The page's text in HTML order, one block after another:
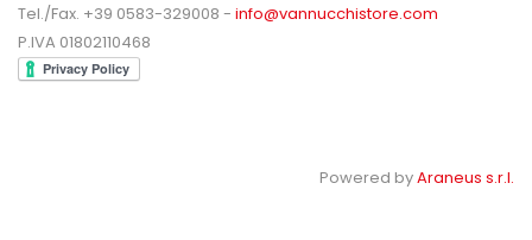
Tel./Fax. +39 0583-329008 - info@vannucchistore.com
P.IVA 01802110468
Powered byAraneus s.r.l.